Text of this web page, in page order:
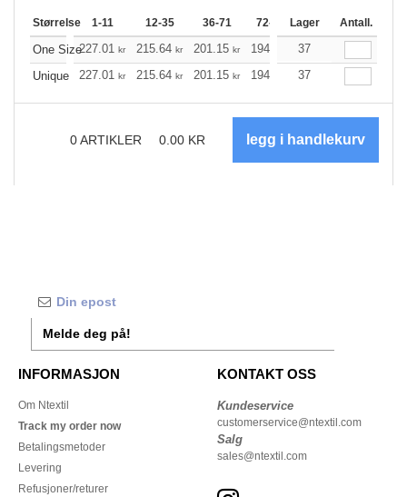
Størrelse 1-11 12-35 36-71 72-143 144-287
Lager Antall.
One Size227.01 kr 215.64 kr 201.15 kr 194.57 184.87
37
Unique
227.01 kr 215.64 kr 201.15 kr 194.57 184.87
37
0ARTIKLER 0.00 KR
Melde deg på!
INFORMASJON
Om Ntextil
Track my order now
Betalingsmetoder
Levering
Refusjoner/returer
KONTAKT OSS
Kundeservice
customerservice@ntextil.com
Salg
sales@ntextil.com